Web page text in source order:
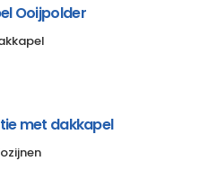
Ooijpolder
met dakkapel